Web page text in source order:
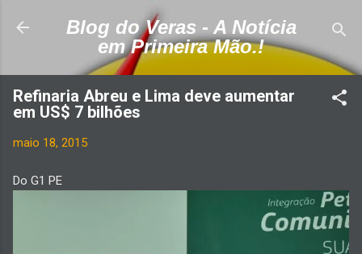
Pular para o conteúdo principal
Blog do Veras - A Notícia
em Primeira Mão.!
Refinaria Abreu e Lima deve aumentar
em US$ 7 bilhões
maio 18, 2015
Do G1 PE